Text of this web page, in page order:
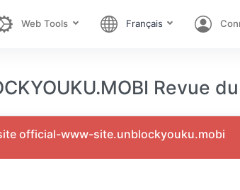
Web Tools Français
Revue
official-www-site.unblockyouku.mobi